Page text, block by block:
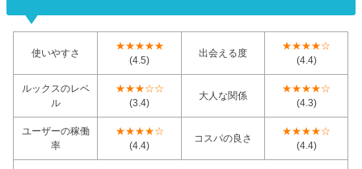
使いやすさ
★★★★★
(4.5)
出会える度
★★★★☆
(4.4)
ルックスのレベ
ル
★★★☆☆
(3.4)
大人な関係
★★★★☆
(4.3)
ユーザーの稼働
率
★★★★☆
(4.4)
コスパの良さ
★★★★☆
(4.4)